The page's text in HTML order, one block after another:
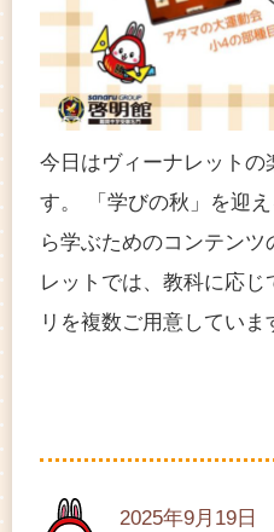
今日はヴィーナレット
す。 「学びの秋」を迎
ら学ぶためのコンテン
レットでは、教科に応
リを複数ご用意してい
2025年9月19日